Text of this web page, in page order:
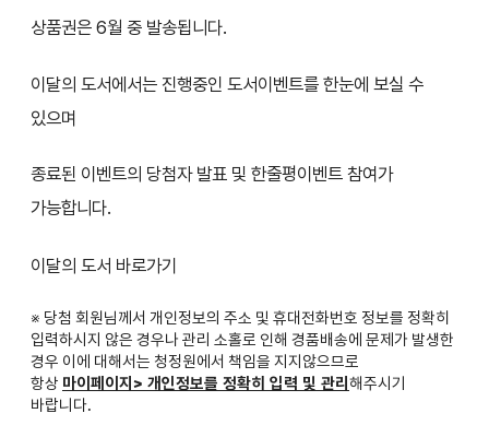
상품권은 6월 중 발송됩니다.
이달의 도서에서는 진행중인 도서이벤트를 한눈에 보실 수
있으며
종료된 이벤트의 당첨자 발표 및 한줄평이벤트 참여가
가능합니다.
이달의 도서 바로가기
※ 당첨 회원님께서 개인정보의 주소 및 휴대전화번호 정보를 정확히
입력하시지 않은 경우나 관리 소홀로 인해 경품배송에 문제가 발생한
경우 이에 대해서는 청정원에서 책임을 지지않으므로
항상 마이페이지> 개인정보를 정확히 입력 및 관리 해주시기
바랍니다.